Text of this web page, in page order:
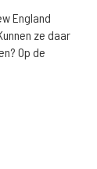
England
ze daar
Op de